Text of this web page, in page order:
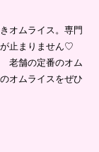
オムライス。専門
が止まりません♡
老舗の定番のオム
オムライスをぜひ